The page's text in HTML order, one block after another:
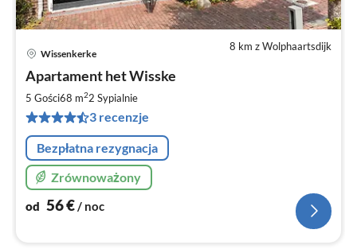
8 km z Wolphaartsdijk
Wissenkerke
Apartament het Wisske
5 Gości68 m22 Sypialnie
3 recenzje
Bezpłatna rezygnacja
Zrównoważony
od 56€ / noc